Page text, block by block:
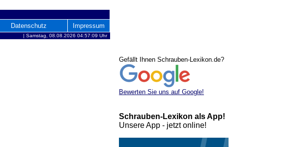
Datenschutz Impressum
| Samstag, 08.08.2026 04:57:09 Uhr
Gefällt Ihnen Schrauben-Lexikon.de?
Bewerten Sie uns auf Google!
Schrauben-Lexikon als App!
Unsere App - jetzt online!